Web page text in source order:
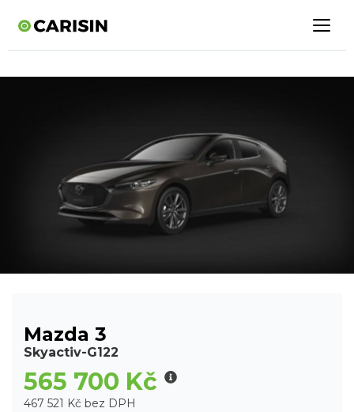
Mazda 3
Skyactiv-G122
565 700 Kč
467 521 Kč bez DPH